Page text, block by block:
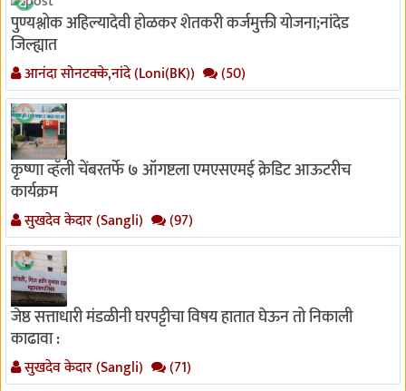
पुण्यश्लोक अहिल्यादेवी होळकर शेतकरी कर्जमुक्ती योजना;नांदेड
जिल्ह्यात
आनंदा सोनटक्के,नांदे (Loni(BK)) (50)
कृष्णा व्हॅली चेंबरतर्फे ७ ऑगष्टला एमएसएमई क्रेडिट आऊटरीच
कार्यक्रम
सुखदेव केदार (Sangli) (97)
जेष्ठ सत्ताधारी मंडळीनी घरपट्टीचा विषय हातात घेऊन तो निकाली
काढावा :
सुखदेव केदार (Sangli) (71)